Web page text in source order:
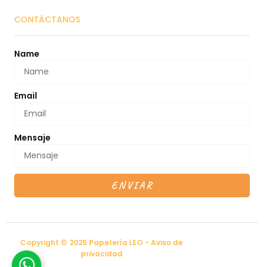
CONTÁCTANOS
Name
Email
Mensaje
ENVIAR
Copyright © 2025 Papelería LEO - Aviso de
privacidad